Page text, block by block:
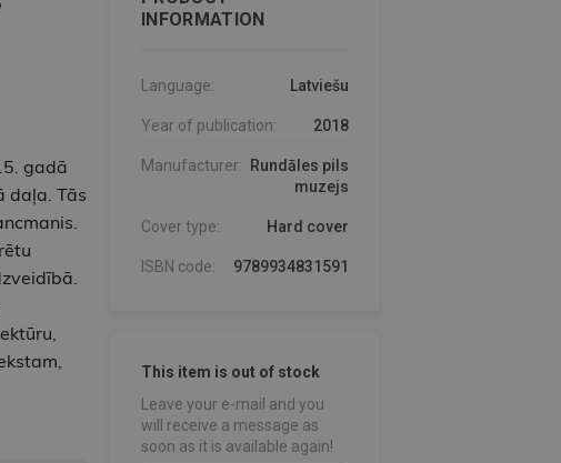
gadā
daļa. Tās
INFORMATION
Language: Latviešu
Year of publication: 2018
Manufacturer:
Rundāles pils
muzejs
Cover type: Hard cover
ISBN code: 9789934831591
This item is out of stock
Leave your e-mail and you
will receive a message as
soon as it is available again!